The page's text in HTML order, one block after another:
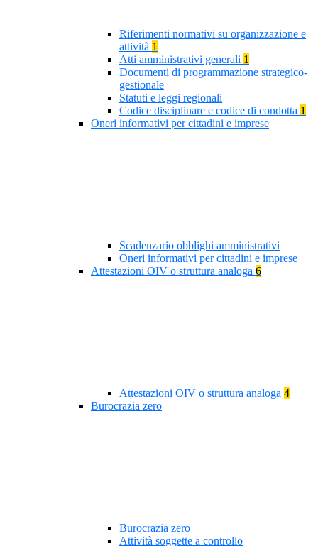
Riferimenti normativi su organizzazione e
attività 1
Atti amministrativi generali 1
Documenti di programmazione strategico-
gestionale
Statuti e leggi regionali
Codice disciplinare e codice di condotta 1
Oneri informativi per cittadini e imprese
Scadenzario obblighi amministrativi
Oneri informativi per cittadini e imprese
Attestazioni OIV o struttura analoga 6
Attestazioni OIV o struttura analoga 4
Burocrazia zero
Burocrazia zero
Attività soggette a controllo